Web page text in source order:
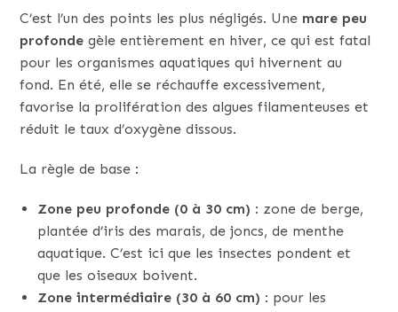
C’est l’un des points les plus négligés. Une mare peu
profonde gèle entièrement en hiver, ce qui est fatal
pour les organismes aquatiques qui hivernent au
fond. En été, elle se réchauffe excessivement,
favorise la prolifération des algues filamenteuses et
réduit le taux d’oxygène dissous.
La règle de base :
Zone peu profonde (0 à 30 cm) : zone de berge,
plantée d’iris des marais, de joncs, de menthe
aquatique. C’est ici que les insectes pondent et
que les oiseaux boivent.
Zone intermédiaire (30 à 60 cm) : pour les